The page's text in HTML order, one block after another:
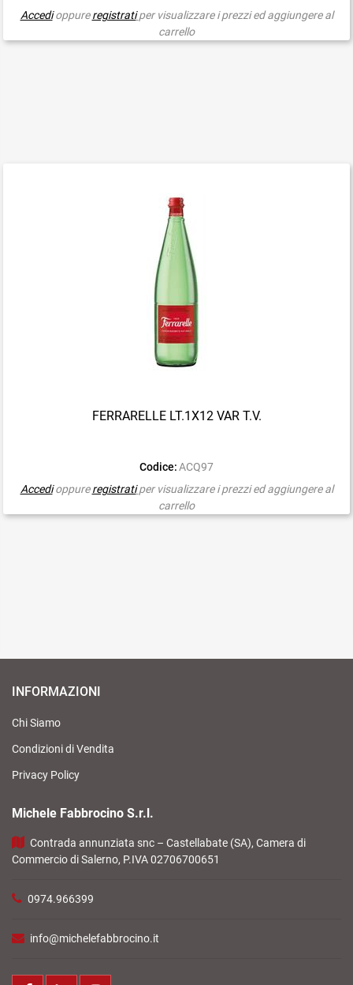
Accedioppureregistrati per visualizzare i prezzi ed aggiungere al
carrello
FERRARELLE LT.1X12 VAR T.V.
Codice: ACQ97
Accedioppureregistrati per visualizzare i prezzi ed aggiungere al
carrello
INFORMAZIONI
Chi Siamo
Condizioni di Vendita
Privacy Policy
Michele Fabbrocino S.r.l.
Contrada annunziata snc – Castellabate (SA), Camera di
Commercio di Salerno, P.IVA 02706700651
0974.966399
info@michelefabbrocino.it
FacebookLinkedIn